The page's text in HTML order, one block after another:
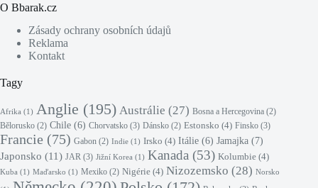
O Bbarak.cz
Zásady ochrany osobních údajů
Reklama
Kontakt
Tagy
Afrika (1) Anglie (195) Austrálie (27) Bosna a Hercegovina (2)
Bělorusko (2) Chile (6) Chorvatsko (3) Dánsko (2) Estonsko (4) Finsko (3)
Francie (75) Gabon (2) Indie (1) Irsko (4) Itálie (6) Jamajka (7)
Japonsko (11) JAR (3) Jižní Korea (1) Kanada (53) Kolumbie (4)
Kuba (1) Maďarsko (1) Mexiko (2) Nigérie (4) Nizozemsko (28) Norsko